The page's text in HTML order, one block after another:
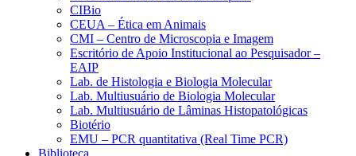
CIBio
CEUA – Ética em Animais
CMI – Centro de Microscopia e Imagem
Escritório de Apoio Institucional ao Pesquisador –
EAIP
Lab. de Histologia e Biologia Molecular
Lab. Multiusuário de Biologia Molecular
Lab. Multiusuário de Lâminas Histopatológicas
Biotério
EMU – PCR quantitativa (Real Time PCR)
Biblioteca